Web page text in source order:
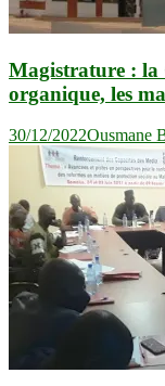
Magistrature : la
organique, les
30/12/2022Ousmane